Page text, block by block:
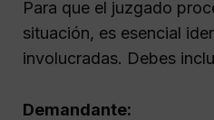
Para que el juzgado
situación, es esencial
involucradas. Debes
Demandante: